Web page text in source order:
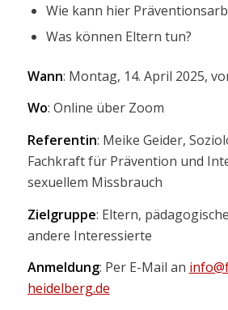
Wie kann hier
Was können Eltern tun?
Wann: Montag, 14. April 2025,
Wo: Online über Zoom
Referentin: Meike Geider,
Fachkraft für Prävention und
sexuellem Missbrauch
Zielgruppe: Eltern,
andere Interessierte
Anmeldung: Per E-Mail an
heidelberg.de